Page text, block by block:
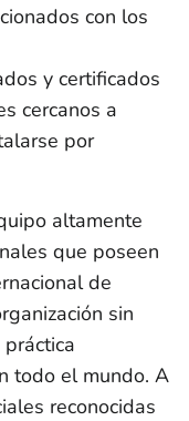
con los
y certificados
cercanos a
por
altamente
que poseen
de
sin
todo el mundo. A
reconocidas